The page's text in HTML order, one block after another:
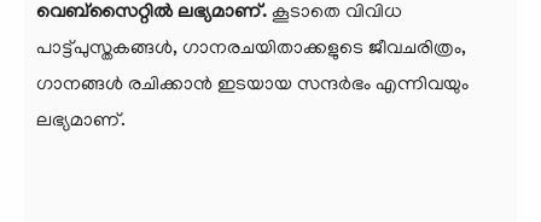
വെബ്‌സൈറ്റില്‍ ലഭ്യമാണ്. കൂടാതെ വിവിധ
പാട്ട്പുസ്തകങ്ങള്‍, ഗാനരചയിതാക്കളുടെ ജീവചരിത്രം,
ഗാനങ്ങള്‍ രചിക്കാന്‍ ഇടയായ സന്ദര്‍ഭം എന്നിവയും
ലഭ്യമാണ്.